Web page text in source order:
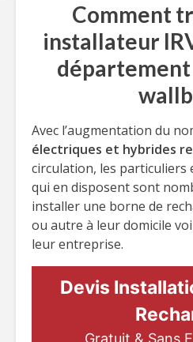
Comment
installateur
Avec l’augmentation du
électriques et hybrides
circulation, les particuliers
qui en disposent sont
installer une borne de
ou autre à leur domicile
leur entreprise.